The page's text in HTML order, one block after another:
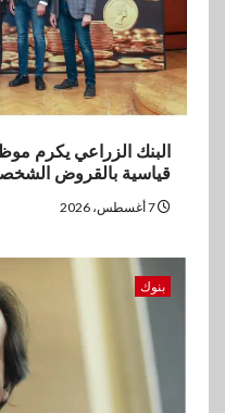
البنك الزراعي يكرم
قياسية بالقروض الشخصية
بنوك